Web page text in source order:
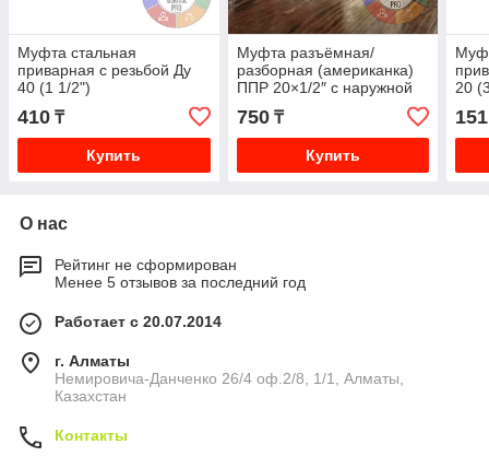
Муфта стальная
приварная с резьбой Ду
40 (1 1/2")
410 ₸
Купить
Муфта разъёмная/
разборная (американка)
ППР 20×1/2″ с наружной
резьбой
750₸
Купить
20
151
О нас
Рейтинг не сформирован
Менее 5 отзывов за последний год
Работает с 20.07.2014
г. Алматы
Немировича-Данченко 26/4 оф.2/8, 1/1, Алматы,
Казахстан
Контакты